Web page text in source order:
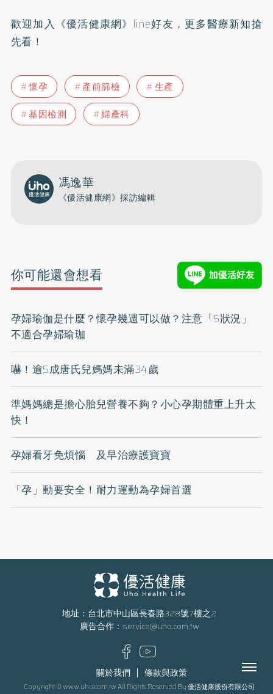
歡迎加入 《優活健康網》line好友 ，更多醫療新知搶
先看！
懷孕 產前篩檢
生產
基因檢測
婦產科
馮逸華
《優活健康網》採訪編輯
你可能還會想看
孕婦瑜伽是什麼？懷孕幾週可以做？注意「5狀況」
不適合孕婦瑜珈
嚇！逾5成唐氏兒媽媽未滿34歲
準媽媽總是擔心胎兒營養不夠？小心孕期體重上升太
快！
孕婦看牙免煩惱 及早治療護寶寶
「孕」動要安全！耐力運動為孕婦首選
地址：台北市中山區長春路328號7樓之2
廣告合作： service@uho.com.tw
關於我們 條款與政策
Copyright © www.uho.com.tw All Rights Reserved By 優活健康股份有限公司
Menu